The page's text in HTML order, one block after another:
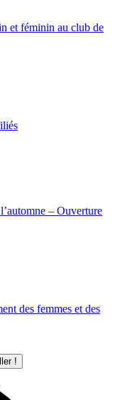
et féminin au club de
– Ouverture
des femmes et des